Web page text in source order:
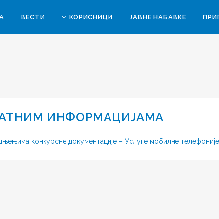
ВЕСТИ КОРИСНИЦИ ЈАВНЕ НАБАВКЕ
ИНФОРМАЦИЈАМА
конкурсне документације – Услуге мобилне